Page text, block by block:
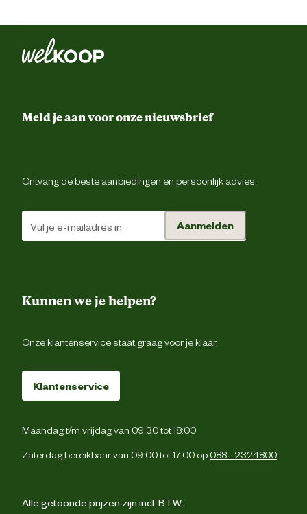
Meld je aan voor onze nieuwsbrief
Ontvang de beste aanbiedingen en persoonlijk advies.
Aanmelden
Kunnen we je helpen?
Onze klantenservice staat graag voor je klaar.
Klantenservice
Maandag t/m vrijdag van 09:30 tot 18:00
Zaterdag bereikbaar van 09:00 tot 17:00 op 088 - 2324800
Alle getoonde prijzen zijn incl. BTW.